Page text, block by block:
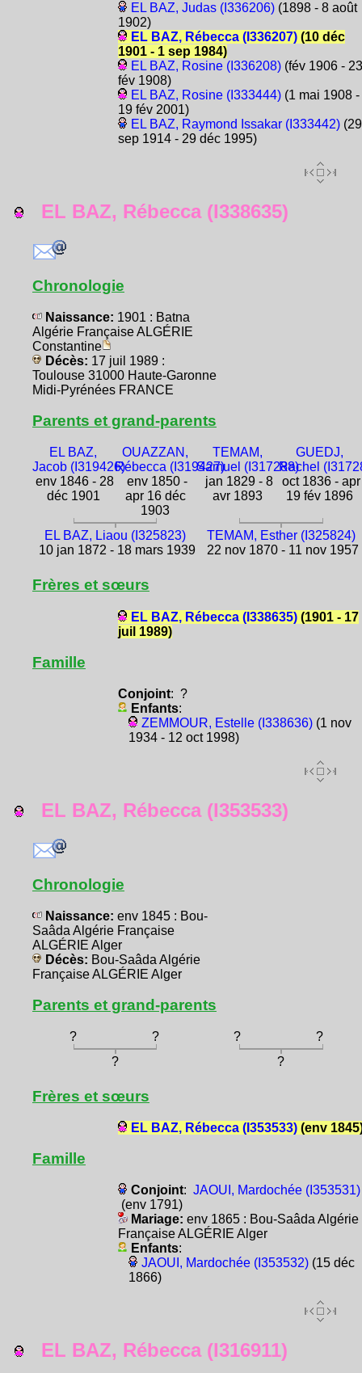
EL BAZ, Judas (I336206)(1898 - 8 août
1902)
EL BAZ, Rébecca (I336207)(10 déc
1901 - 1 sep 1984)
EL BAZ, Rosine (I336208)(fév 1906 - 23
fév 1908)
EL BAZ, Rosine (I333444)(1 mai 1908 -
19 fév 2001)
EL BAZ, Raymond Issakar (I333442)(29
sep 1914 - 29 déc 1995)
EL BAZ, Rébecca (I338635)
Chronologie
Naissance: 1901 : Batna
Algérie Française ALGÉRIE
Constantine
Décès: 17 juil 1989 :
Toulouse 31000 Haute-Garonne
Midi-Pyrénées FRANCE
Parents et grand-parents
EL BAZ,
Jacob (I319426)
env 1846 - 28
déc 1901
OUAZZAN,
Rébecca (I319427)
env 1850 -
apr 16 déc
1903
TEMAM,
Samuel (I317288)
jan 1829 - 8
avr 1893
GUEDJ,
Rachel
oct 1836 - apr
19 fév 1896
EL BAZ, Liaou (I325823)
10 jan 1872 - 18 mars 1939
TEMAM, Esther (I325824)
22 nov 1870 - 11 nov 1957
Frères et sœurs
EL BAZ, Rébecca (I338635)(1901 - 17
juil 1989)
Famille
Conjoint: ?
Enfants:
ZEMMOUR, Estelle (I338636)(1 nov
1934 - 12 oct 1998)
EL BAZ, Rébecca (I353533)
Chronologie
Naissance: env 1845 : Bou-
Saâda Algérie Française
ALGÉRIE Alger
Décès: Bou-Saâda Algérie
Française ALGÉRIE Alger
Parents et grand-parents
? ? ?
?
?
?
Frères et sœurs
EL BAZ, Rébecca (I353533)(env
Famille
Conjoint: JAOUI, Mardochée (I353531)
(env 1791)
Mariage: env 1865 : Bou-Saâda Algérie
Française ALGÉRIE Alger
Enfants:
JAOUI, Mardochée (I353532)(15 déc
1866)
EL BAZ, Rébecca (I316911)